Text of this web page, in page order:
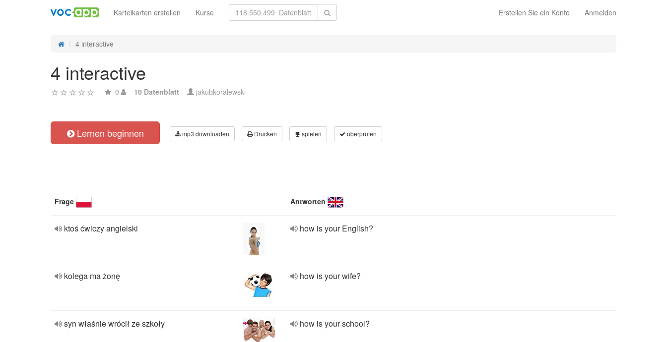
Erstellen Sie ein Konto Anmelden
Karteikarten erstellen Kurse
4 interactive
4 interactive
0 10 Datenblatt jakubkoralewski
Lernen beginnen mp3 downloaden Drucken spielen überprüfen
Frage Antworten
ktoś ćwiczy angielski how is your English?
kolega ma żonę how is your wife?
syn właśnie wrócił ze szkoły how is your school?